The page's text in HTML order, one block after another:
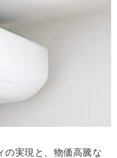
の実現と、物価高騰な